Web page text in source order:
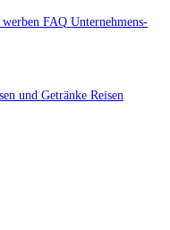
FAQ Unternehmens-
und Getränke Reisen